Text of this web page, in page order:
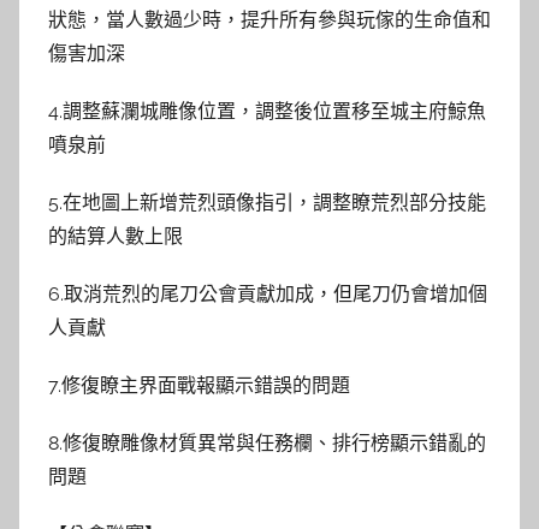
狀態，當人數過少時，提升所有參與玩傢的生命值和
傷害加深
4.調整蘇瀾城雕像位置，調整後位置移至城主府鯨魚
噴泉前
5.在地圖上新增荒烈頭像指引，調整瞭荒烈部分技能
的結算人數上限
6.取消荒烈的尾刀公會貢獻加成，但尾刀仍會增加個
人貢獻
7.修復瞭主界面戰報顯示錯誤的問題
8.修復瞭雕像材質異常與任務欄、排行榜顯示錯亂的
問題